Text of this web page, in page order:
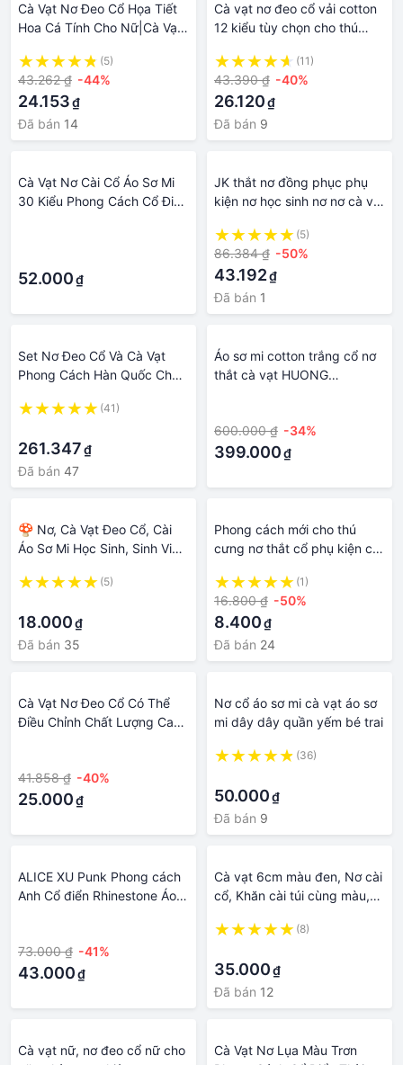
Cà Vạt Nơ Đeo Cổ Họa Tiết
Hoa Cá Tính Cho Nữ|Cà Vạt
Phố Cá Tính|Cà Vạt Họa Tiết
Kẻ Sọc Caro Thời Trang Cho
Bé
(5)
43.262 ₫ -44%
24.153₫
Đã bán 14
Cà vạt nơ đeo cổ vải cotton
12 kiểu tùy chọn cho thú
(11)
43.390 ₫ -40%
26.120₫
Đã bán 9
Cà Vạt Nơ Cài Cổ Áo Sơ Mi
30 Kiểu Phong Cách Cổ Điển
52.000₫
JK thắt nơ đồng phục phụ
kiện nơ học sinh nơ nơ cà vạt
(5)
86.384 ₫ -50%
43.192₫
Đã bán 1
Set Nơ Đeo Cổ Và Cà Vạt
Phong Cách Hàn Quốc Cho
(41)
261.347₫
Đã bán 47
Áo sơ mi cotton trắng cổ nơ
thắt cà vạt HUONG
600.000 ₫ -34%
399.000₫
🍄 Nơ, Cà Vạt Đeo Cổ, Cài
Áo Sơ Mi Học Sinh, Sinh Viên
Nhật Bản Siêu Cute, Dễ
(5)
18.000₫
Đã bán 35
Phong cách mới cho thú
cưng nơ thắt cổ phụ kiện cổ
chó bướm 9 màu cho mèo
cà vạt phụ kiện cho thú
cưng vòng cổ cho chó phụ
kiện cho thú cưng
(1)
16.800 ₫ -50%
8.400₫
Đã bán 24
Cà Vạt Nơ Đeo Cổ Có Thể
Điều Chỉnh Chất Lượng Cao
41.858 ₫ -40%
25.000₫
Nơ cổ áo sơ mi cà vạt áo sơ
mi dây dây quần yếm bé trai
(36)
50.000₫
Đã bán 9
ALICE XU Punk Phong cách
Anh Cổ điển Rhinestone Áo
phố Hoa Dây Chuyền Tua
Rua Cà Vạt Nam Cà vạt nơ
73.000 ₫ -41%
43.000₫
Cà vạt 6cm màu đen, Nơ cài
cổ, Khăn cài túi cùng màu,
Quốc, Cravat chú rể, dự tiệc
(8)
35.000₫
Đã bán 12
Cà vạt nữ, nơ đeo cổ nữ cho
Cà Vạt Nơ Lụa Màu Trơn